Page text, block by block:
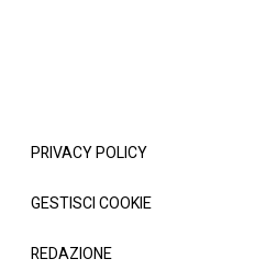
PRIVACY POLICY
GESTISCI COOKIE
REDAZIONE